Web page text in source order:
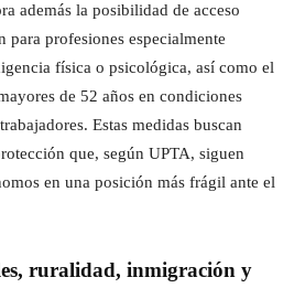
además la posibilidad de acceso
profesiones especialmente
física o psicológica, así como el
de 52 años en condiciones
Estas medidas buscan
que, según UPTA, siguen
en una posición más frágil ante el
ruralidad, inmigración y